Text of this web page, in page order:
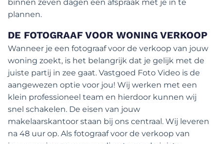
binnen zeven dagen een afspraak met je in te
plannen.
DE FOTOGRAAF VOOR WONING VERKOOP
Wanneer je een fotograaf voor de verkoop van jouw
woning zoekt, is het belangrijk dat je gelijk met de
juiste partij in zee gaat. Vastgoed Foto Video is de
aangewezen optie voor jou! Wij werken met een
klein professioneel team en hierdoor kunnen wij
snel schakelen. De eisen van jouw
makelaarskantoor staan bij ons centraal. Wij leveren
na 48 uur op. Als fotograaf voor de verkoop van